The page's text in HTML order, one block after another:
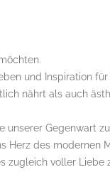
und Inspiration
nährt als auch
Gegenwart
Herz des modernen
zugleich voller Liebe